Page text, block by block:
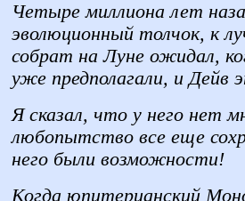
Четыре миллиона лет
эволюционный толчок, к
собрат на Луне ожидал,
уже предполагали, и Дейв
Я сказал, что у него нет
любопытство все еще
него были возможности!
Когда юпитерианский